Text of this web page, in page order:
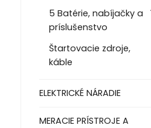
5 Batérie, nabíjačky a
príslušenstvo
Štartovacie zdroje,
káble
ELEKTRICKÉ NÁRADIE
MERACIE PRÍSTROJE A